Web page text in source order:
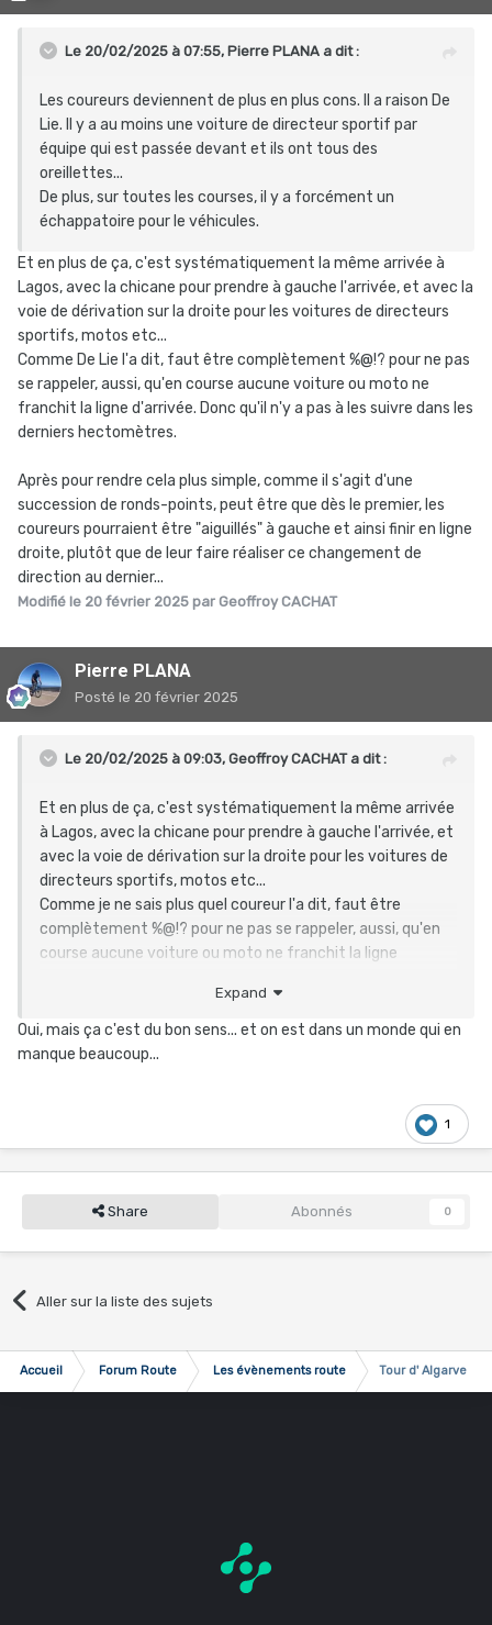
Le 20/02/2025 à 07:55, Pierre PLANA a dit :
Les coureurs deviennent de plus en plus cons. Il a raison De
Lie. Il y a au moins une voiture de directeur sportif par
équipe qui est passée devant et ils ont tous des
oreillettes...
De plus, sur toutes les courses, il y a forcément un
échappatoire pour le véhicules.
Et en plus de ça, c'est systématiquement la même arrivée à
Lagos, avec la chicane pour prendre à gauche l'arrivée, et avec la
voie de dérivation sur la droite pour les voitures de directeurs
sportifs, motos etc...
Comme De Lie l'a dit, faut être complètement %@!? pour ne pas
se rappeler, aussi, qu'en course aucune voiture ou moto ne
franchit la ligne d'arrivée. Donc qu'il n'y a pas à les suivre dans les
derniers hectomètres.
Après pour rendre cela plus simple, comme il s'agit d'une
succession de ronds-points, peut être que dès le premier, les
coureurs pourraient être "aiguillés" à gauche et ainsi finir en ligne
droite, plutôt que de leur faire réaliser ce changement de
direction au dernier...
Modifié le 20 février 2025 par Geoffroy CACHAT
Pierre PLANA
Posté le 20 février 2025
Le 20/02/2025 à 09:03, Geoffroy CACHATa dit :
Et en plus de ça, c'est systématiquement la même arrivée
à Lagos, avec la chicane pour prendre à gauche l'arrivée, et
avec la voie de dérivation sur la droite pour les voitures de
directeurs sportifs, motos etc...
Comme je ne sais plus quel coureur l'a dit, faut être
complètement %@!? pour ne pas se rappeler, aussi, qu'en
course aucune voiture ou moto ne franchit la ligne
Après pour rendre cela plus simple, comme il s'agit d'une
finir en ligne droite, plutôt que de leur faire réaliser ce
changement de direction au dernier...
Expand
Oui, mais ça c'est du bon sens... et on est dans un monde qui en
manque beaucoup...
1
Share Abonnés 0
Aller sur la liste des sujets
Accueil Forum Route Les évènements route Tour d' Algarve -